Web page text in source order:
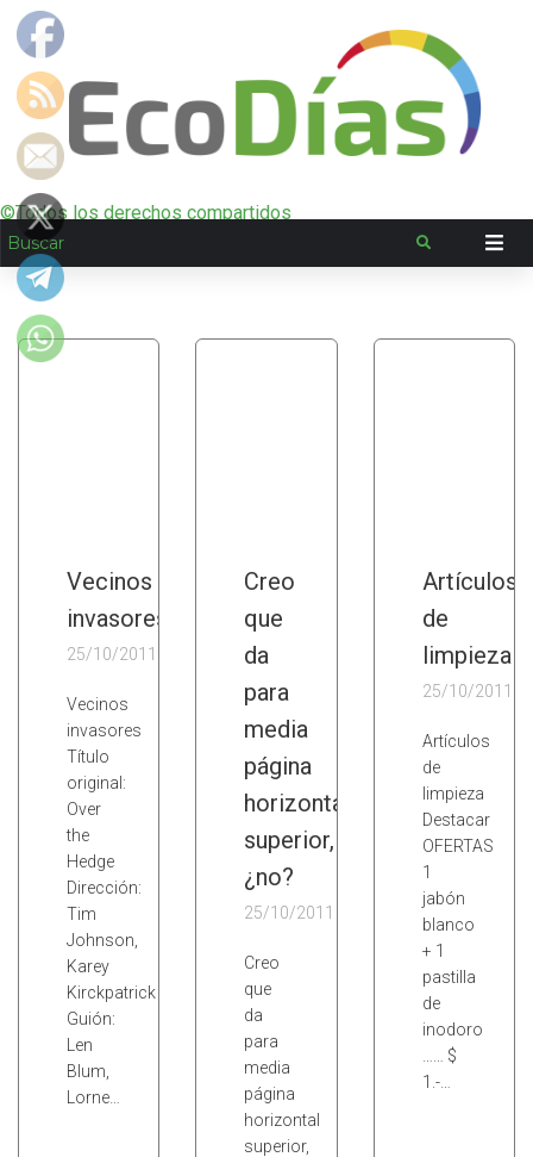
©Todos los derechos compartidos
Vecinos
invasores
25/10/2011
Vecinos
invasores
Título
original:
Over
the
Hedge
Dirección:
Tim
Johnson,
Karey
Kirckpatrick
Guión:
Len
Blum,
Lorne…
Creo
que
da
para
media
página
horizontal
superior,
¿no?
25/10/2011
Creo
que
da
para
media
página
horizontal
superior,
Artículos
de
limpieza
25/10/2011
Artículos
de
limpieza
Destacar
OFERTAS
1
jabón
blanco
+ 1
pastilla
de
inodoro
…… $
1.-…